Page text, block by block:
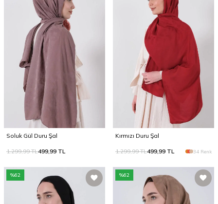
Soluk Gül Duru Şal
1.299,99TL499,99 TL
Kırmızı Duru Şal
1.299,99TL499,99 TL 34 Renk
%62 %62